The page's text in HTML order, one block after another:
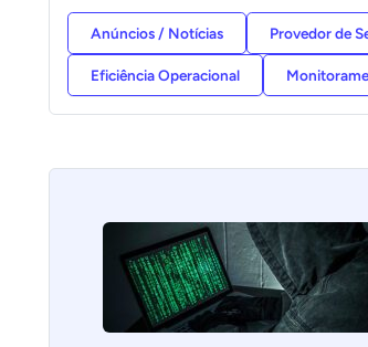
Anúncios / Notícias Provedor de
Eficiência Operacional